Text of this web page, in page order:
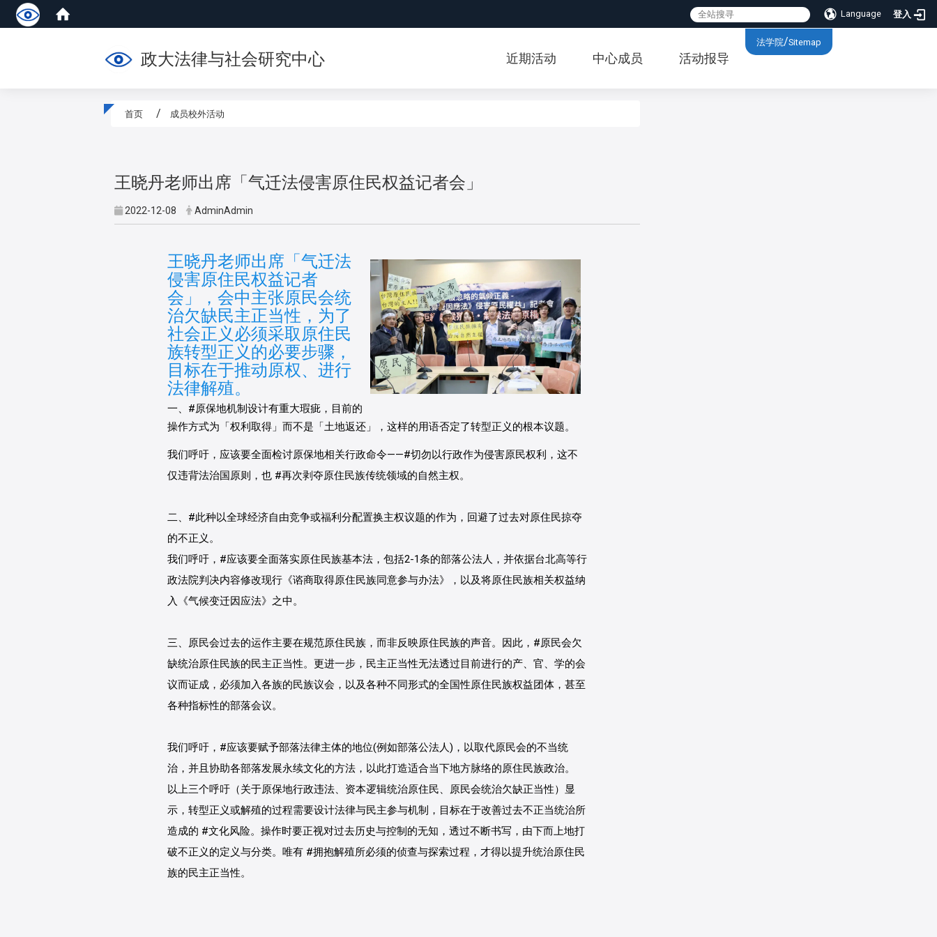
Language 登入
法学院/Sitemap
政大法律与社会研究中心 近期活动 中心成员 活动报导
首页 成员校外活动
王晓丹老师出席「气迁法侵害原住民权益记者会」
2022-12-08 AdminAdmin
王晓丹老师出席「气迁法
侵害原住民权益记者
会」，会中主张原民会统
治欠缺民主正当性，为了
社会正义必须采取原住民
族转型正义的必要步骤，
目标在于推动原权、进行
法律解殖。
一、 #原保地机制设计有重大瑕疵，目前的
操作方式为「权利取得」而不是「土地返还」，这样的用语否定了转型正义的根本议题。
我们呼吁，应该要全面检讨原保地相关行政命令——#切勿以行政作为侵害原民权利 ，这不
仅违背法治国原则，也 #再次剥夺原住民族传统领域的自然主权。
二、 #此种以全球经济自由竞争或福利分配置换主权议题的作为 ，回避了过去对原住民掠夺
的不正义。
我们呼吁， #应该要全面落实原住民族基本法，包括2-1条的部落公法人，并依据台北高等行
政法院判决内容修改现行《谘商取得原住民族同意参与办法》，以及将原住民族相关权益纳
入《气候变迁因应法》之中。
三、原民会过去的运作主要在规范原住民族，而非反映原住民族的声音。因此， #原民会欠
缺统治原住民族的民主正当性。更进一步，民主正当性无法透过目前进行的产、官、学的会
议而证成，必须加入各族的民族议会，以及各种不同形式的全国性原住民族权益团体，甚至
各种指标性的部落会议。
我们呼吁， #应该要赋予部落法律主体的地位(例如部落公法人)，以取代原民会的不当统
治，并且协助各部落发展永续文化的方法，以此打造适合当下地方脉络的原住民族政治。
以上三个呼吁（关于原保地行政违法、资本逻辑统治原住民、原民会统治欠缺正当性）显
示，转型正义或解殖的过程需要设计法律与民主参与机制，目标在于改善过去不正当统治所
造成的 #文化风险。操作时要正视对过去历史与控制的无知，透过不断书写，由下而上地打
破不正义的定义与分类。唯有 #拥抱解殖所必须的侦查与探索过程 ，才得以提升统治原住民
族的民主正当性。